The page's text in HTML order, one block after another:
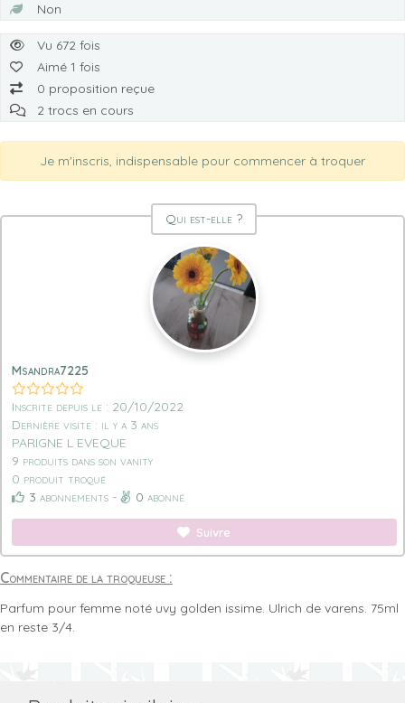
Non
Vu 672 fois
Aimé 1 fois
0 proposition reçue
2 trocs en cours
Je m'inscris, indispensable pour commencer à troquer
Qui est-elle ?
Msandra7225
Inscrite depuis le : 20/10/2022
Dernière visite : il y a 3 ans
PARIGNE L EVEQUE
9 produits dans son vanity
0 produit troqué
3 abonnements - 0 abonné
Suivre
Commentaire de la troqueuse :
Parfum pour femme noté uvy golden issime. Ulrich de varens. 75ml
en reste 3/4.